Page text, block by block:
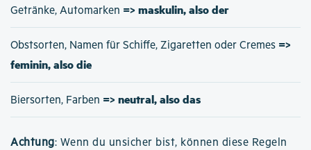
Getränke, Automarken => maskulin, also der
Obstsorten, Namen für Schiffe, Zigaretten oder Cremes =>
feminin, also die
Biersorten, Farben => neutral, also das
Achtung: Wenn du unsicher bist, können diese Regeln